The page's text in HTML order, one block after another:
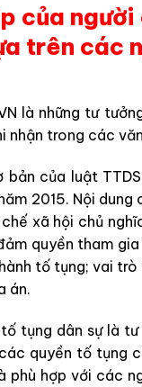
của
trên các
là những tư
nhận trong các
của luật
2015. Nội
xã hội chủ
quyền tham
tố tụng; vai
án.
tụng dân sự là
quyền tố tụng
phù hợp với các